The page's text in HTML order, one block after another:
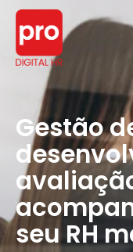
Gestão
seu RH